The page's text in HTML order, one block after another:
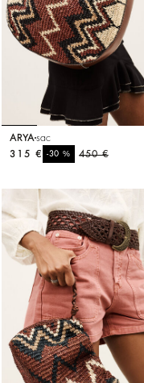
ARYA sac
450 €
-30%
315 €